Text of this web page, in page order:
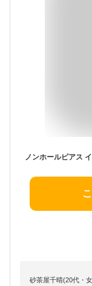
砂茶屋千晴(20代・